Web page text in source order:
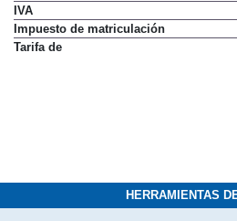
IVA
Impuesto de matriculación
Tarifa de
HERRAMIENTAS